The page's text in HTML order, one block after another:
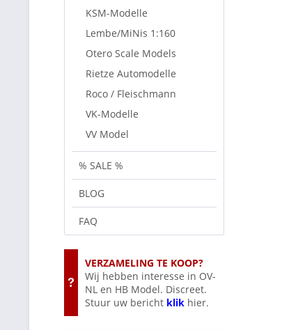
KSM-Modelle
Lembe/MiNis 1:160
Otero Scale Models
Rietze Automodelle
Roco / Fleischmann
VK-Modelle
VV Model
% SALE %
BLOG
FAQ
VERZAMELING TE KOOP?
Wij hebben interesse in OV-
NL en HB Model. Discreet.
Stuur uw bericht klik hier.